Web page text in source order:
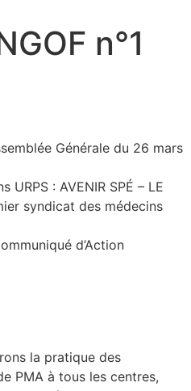
n°1
Générale du 26 mars
URPS : AVENIR SPÉ – LE
syndicat des médecins
d’Action
la pratique des
PMA à tous les centres,